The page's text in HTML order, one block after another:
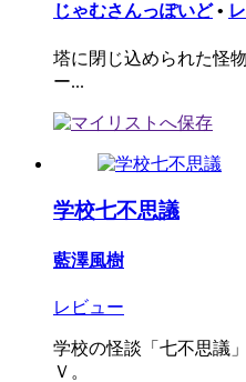
じゃむさんっぽいど •
塔に閉じ込められた怪
ー...
学校七不思議
藍澤風樹
レビュー
学校の怪談「七不思議
Ｖ。